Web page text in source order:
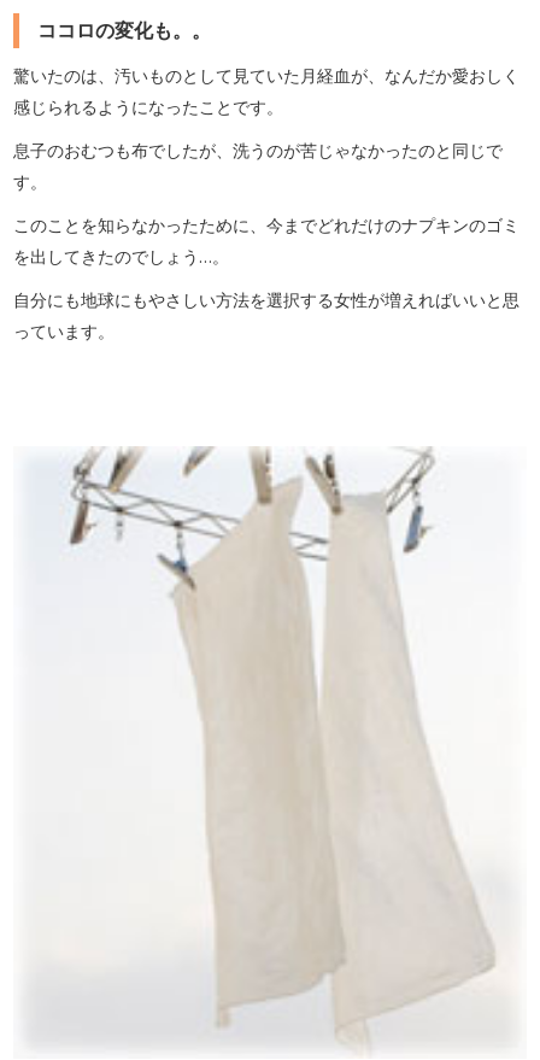
ココロの変化も。。
驚いたのは、汚いものとして見ていた月経血が、なんだか愛おしく
感じられるようになったことです。
息子のおむつも布でしたが、洗うのが苦じゃなかったのと同じで
す。
このことを知らなかったために、今までどれだけのナプキンのゴミ
を出してきたのでしょう…。
自分にも地球にもやさしい方法を選択する女性が増えればいいと思
っています。